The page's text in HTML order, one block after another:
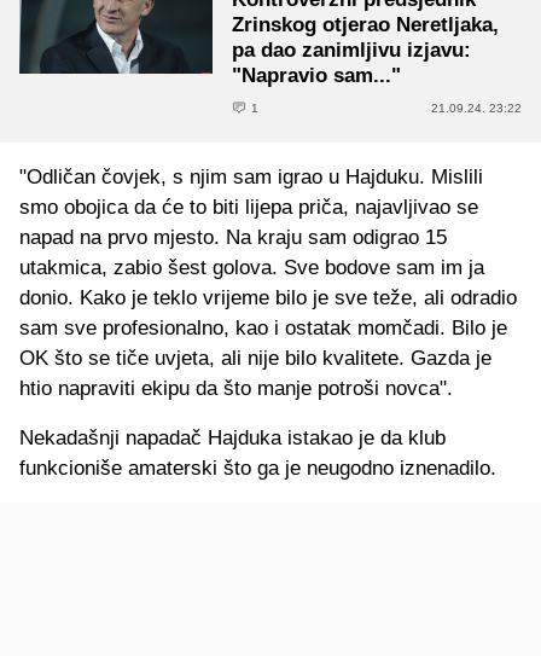
Zrinskog otjerao Neretljaka,
pa dao zanimljivu izjavu:
"Napravio sam..."
1 21.09.24. 23:22
"Odličan čovjek, s njim sam igrao u Hajduku. Mislili
smo obojica da će to biti lijepa priča, najavljivao se
napad na prvo mjesto. Na kraju sam odigrao 15
utakmica, zabio šest golova. Sve bodove sam im ja
donio. Kako je teklo vrijeme bilo je sve teže, ali odradio
sam sve profesionalno, kao i ostatak momčadi. Bilo je
OK što se tiče uvjeta, ali nije bilo kvalitete. Gazda je
htio napraviti ekipu da što manje potroši novca".
Nekadašnji napadač Hajduka istakao je da klub
funkcioniše amaterski što ga je neugodno iznenadilo.